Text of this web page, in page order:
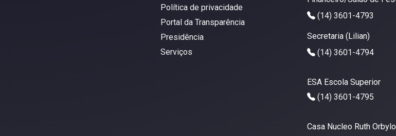
Política de privacidade
Portal da Transparência
Presidência
Serviços
(14) 3601-4793
Secretaria (Lilian)
(14) 3601-4794
ESA Escola Superior
(14) 3601-4795
Casa Nucleo Ruth